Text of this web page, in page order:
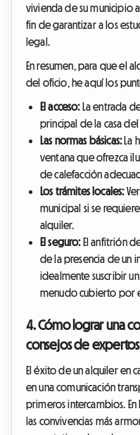
vivienda de su municipio
fin de garantizar a los
legal.
En resumen, para que el
del oficio, he aquí los
El acceso:La entrada
principal de la casa
Las normas básicas:La
ventana que ofrezca
de calefacción
Los trámites locales:
municipal si se
alquiler.
El seguro:El anfitrión
de la presencia de un
idealmente suscribir
menudo cubierto por
4. Cómo lograr una
consejos de expertos
El éxito de un alquiler en
en una comunicación
primeros intercambios.
las convivencias más